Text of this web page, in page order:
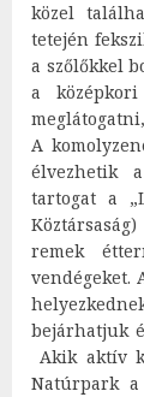
közel
tetején
a szőlőkkel
a
A
élvezhetik
tartogat a
remek
vendégeket.
bejárhatjuk
Akik aktív
Natúrpark a